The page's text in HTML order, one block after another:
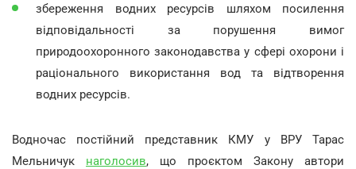
збереження водних ресурсів шляхом посилення
відповідальності за порушення вимог
природоохоронного законодавства у сфері охорони і
раціонального використання вод та відтворення
водних ресурсів.
Водночас постійний представник КМУ у ВРУ Тарас
Мельничук наголосив, що проєктом Закону автори